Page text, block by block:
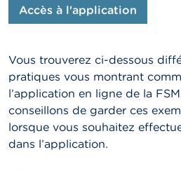
f
s
s
i
o
n
n
e
l
s
Accès à l'application
Vous trouverez ci-dessous
pratiques vous montrant
l’application en ligne de la
conseillons de garder ces
lorsque vous souhaitez
dans l’application.